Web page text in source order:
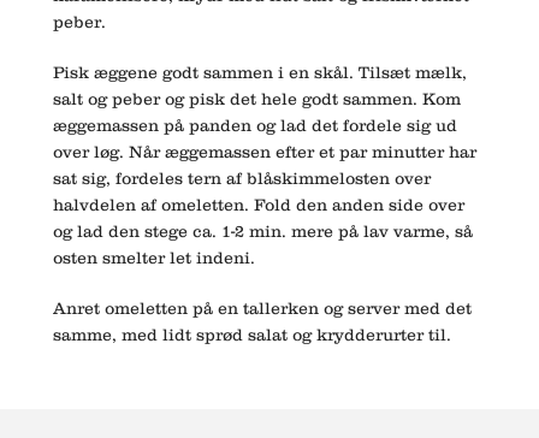
peber.
Pisk æggene godt sammen i en skål. Tilsæt mælk,
salt og peber og pisk det hele godt sammen. Kom
æggemassen på panden og lad det fordele sig ud
over løg. Når æggemassen efter et par minutter har
sat sig, fordeles tern af blåskimmelosten over
halvdelen af omeletten. Fold den anden side over
og lad den stege ca. 1-2 min. mere på lav varme, så
osten smelter let indeni.
Anret omeletten på en tallerken og server med det
samme, med lidt sprød salat og krydderurter til.